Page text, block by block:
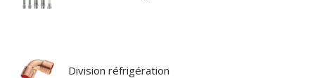
Division réfrigération